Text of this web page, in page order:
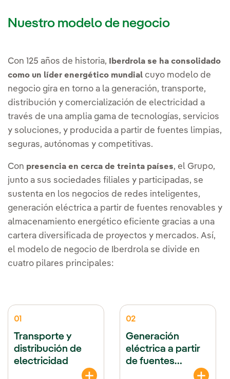
Nuestro modelo de negocio
Con 125 años de historia, Iberdrola se ha consolidado
como un líder energético mundial cuyo modelo de
negocio gira en torno a la generación, transporte,
distribución y comercialización de electricidad a
través de una amplia gama de tecnologías, servicios
y soluciones, y producida a partir de fuentes limpias,
seguras, autónomas y competitivas.
Con presencia en cerca de treinta países, el Grupo,
junto a sus sociedades filiales y participadas, se
sustenta en los negocios de redes inteligentes,
generación eléctrica a partir de fuentes renovables y
almacenamiento energético eficiente gracias a una
cartera diversificada de proyectos y mercados. Así,
el modelo de negocio de Iberdrola se divide en
cuatro pilares principales:
01
Transporte y
distribución de
electricidad
02
Generación
eléctrica a partir
de fuentes